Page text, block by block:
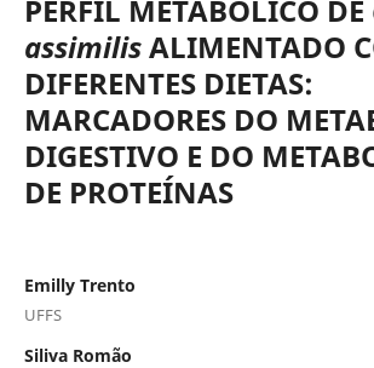
PERFIL METABÓLICO DE
assimilisALIMENTADO
DIFERENTES DIETAS:
MARCADORES DO
DIGESTIVO E DO
DE PROTEÍNAS
Emilly Trento
UFFS
Siliva Romão